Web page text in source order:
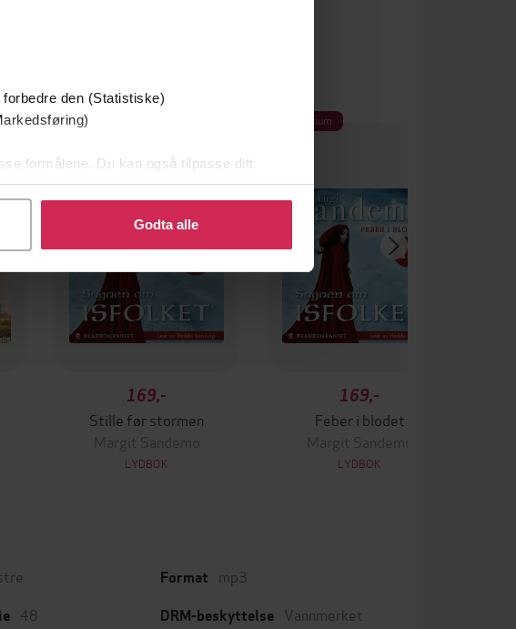
den (Statistiske)
formålene. Du kan også tilpasse ditt
trekke tilbake eller endre ditt samtykke.
Godta alle
Premium
169,-
Stille før stormen
Margit Sandemo
LYDBOK
Premium
169,-
Feber i blodet
Margit Sandemo
LYDBOK
48
Format mp3
DRM-beskyttelse Vannmerket